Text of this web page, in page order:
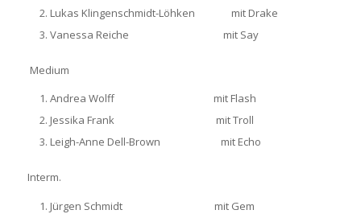
Lukas Klingenschmidt-Löhken mit Drake
Vanessa Reiche mit Say
Medium
Andrea Wolff mit Flash
Jessika Frank mit Troll
Leigh-Anne Dell-Brown mit Echo
Interm.
Jürgen Schmidt mit Gem